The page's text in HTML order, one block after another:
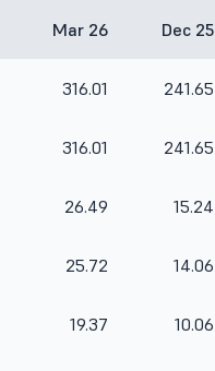
Mar 26 Dec 25
316.01 241.65
316.01 241.65
26.49 15.24
25.72 14.06
19.37 10.06